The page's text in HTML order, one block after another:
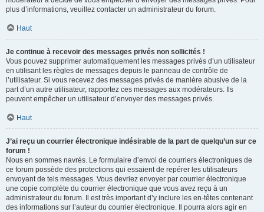
plus d’informations, veuillez contacter un administrateur du forum.
Haut
Je continue à recevoir des messages privés non sollicités !
Vous pouvez supprimer automatiquement les messages privés d’un utilisateur
en utilisant les règles de messages depuis le panneau de contrôle de
l’utilisateur. Si vous recevez des messages privés de manière abusive de la
part d’un autre utilisateur, rapportez ces messages aux modérateurs. Ils
peuvent empêcher un utilisateur d’envoyer des messages privés.
Haut
J’ai reçu un courrier électronique indésirable de la part de quelqu’un sur ce
forum !
Nous en sommes navrés. Le formulaire d’envoi de courriers électroniques de
ce forum possède des protections qui essaient de repérer les utilisateurs
envoyant de tels messages. Vous devriez envoyer par courrier électronique
une copie complète du courrier électronique que vous avez reçu à un
administrateur du forum. Il est très important d’y inclure les en-têtes contenant
des informations sur l’auteur du courrier électronique. Il pourra alors agir en